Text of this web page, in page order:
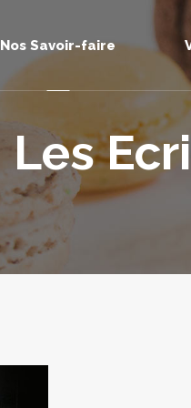
Nos Savoir-faire
Les